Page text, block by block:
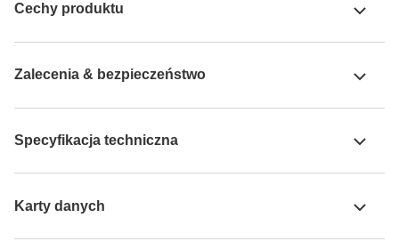
Cechy produktu
Zalecenia & bezpieczeństwo
Specyfikacja techniczna
Karty danych